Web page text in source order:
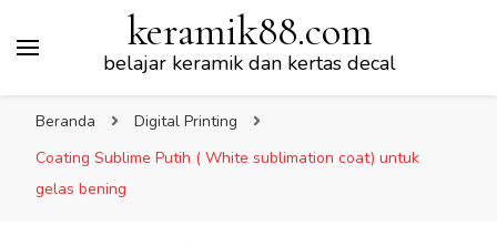
keramik88.com
belajar keramik dan kertas decal
Beranda
Digital Printing
Coating Sublime Putih ( White sublimation coat) untuk
gelas bening